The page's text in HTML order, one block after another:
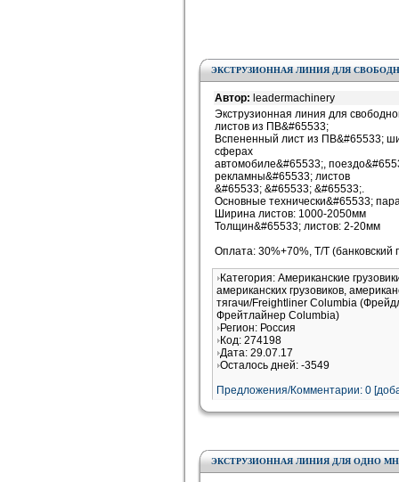
ЭКСТРУЗИОННАЯ ЛИНИЯ ДЛЯ
Автор: leadermachinery
Экструзионная линия для
листов из ПВ&#65533;
Вспененный лист из ПВ&#65533;
сферах
автомобиле&#65533;,
рекламны&#65533; листов
&#65533; &#65533; &#65533;.
Основные технически&#65533;
Ширина листов: 1000-2050мм
Толщин&#65533; листов: 2-20мм
Оплата: 30%+70%, T/T (банковский
Категория: Американские
американских грузовиков,
тягачи/Freightliner Columbia
Фрейтлайнер Columbia)
Регион: Россия
Код: 274198
Дата: 29.07.17
Осталось дней: -3549
Предложения/Комментарии: 0
ЭКСТРУЗИОННАЯ ЛИНИЯ ДЛЯ ОДНО